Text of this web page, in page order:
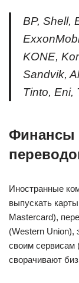
BP, Shell,
KONE,
Sandvik,
Tinto, Eni,
Финансы
Иностранные
выпускать
Mastercard),
(Western Union),
своим сервисам
сворачивают